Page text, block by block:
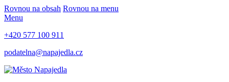
Rovnou na obsah Rovnou na menu
Menu
+420 577 100 911
podatelna@napajedla.cz